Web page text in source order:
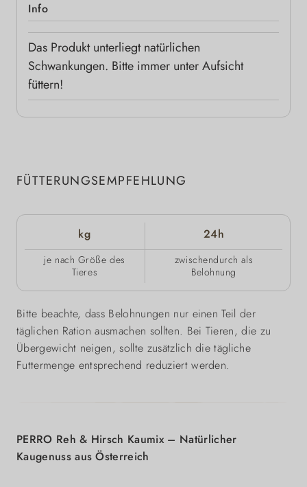
Info
Das Produkt unterliegt natürlichen
Schwankungen. Bitte immer unter Aufsicht
füttern!
FÜTTERUNGSEMPFEHLUNG
kg 24h
je nach Größe des
Tieres
zwischendurch als
Belohnung
Bitte beachte, dass Belohnungen nur einen Teil der
täglichen Ration ausmachen sollten. Bei Tieren, die zu
Übergewicht neigen, sollte zusätzlich die tägliche
Futtermenge entsprechend reduziert werden.
PERRO Reh & Hirsch Kaumix – Natürlicher
Kaugenuss aus Österreich